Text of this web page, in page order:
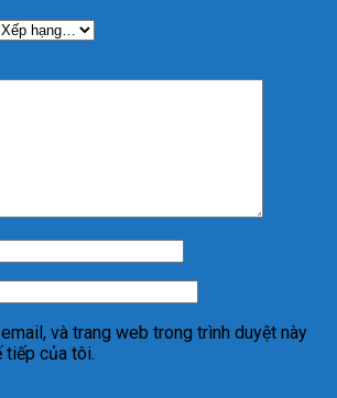
và trang web trong trình duyệt này
tiếp của tôi.